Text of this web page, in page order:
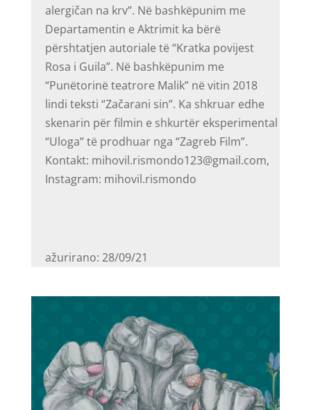
alergičan na krv”. Në bashkëpunim me
Departamentin e Aktrimit ka bërë
përshtatjen autoriale të “Kratka povijest
Rosa i Guila”. Në bashkëpunim me
“Punëtorinë teatrore Malik” në vitin 2018
lindi teksti “Začarani sin”. Ka shkruar edhe
skenarin për filmin e shkurtër eksperimental
“Uloga” të prodhuar nga “Zagreb Film”.
Kontakt: mihovil.rismondo123@gmail.com,
Instagram: mihovil.rismondo
ažurirano: 28/09/21